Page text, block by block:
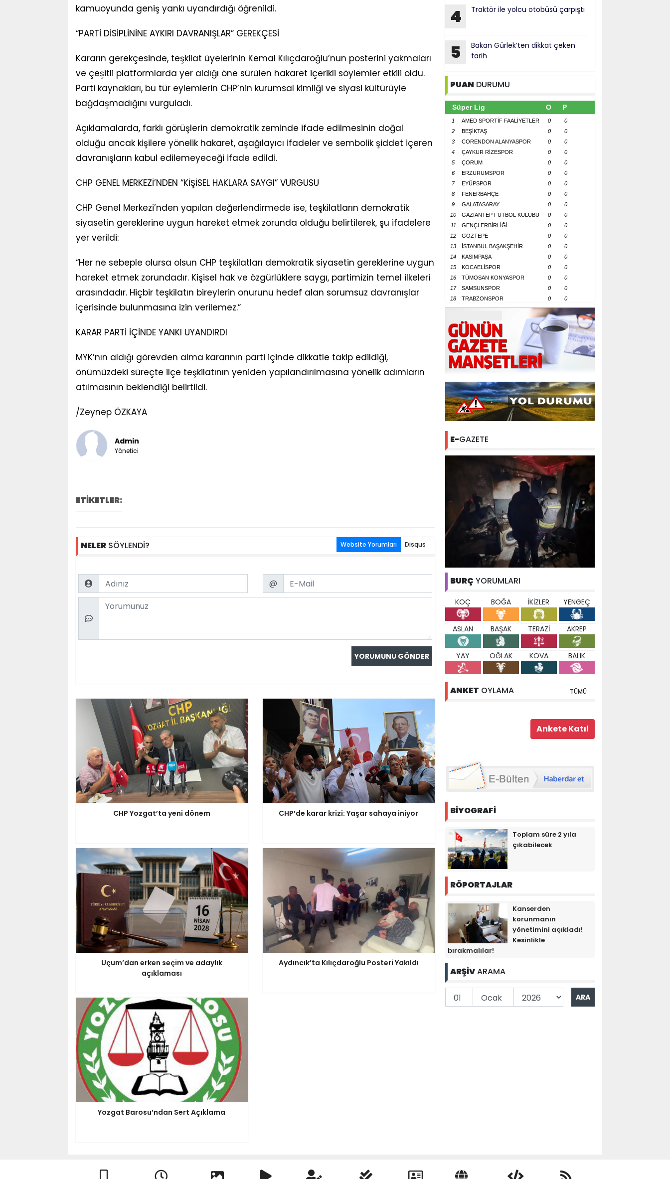
kamuoyunda geniş yankı uyandırdığı öğrenildi.
“PARTİ DİSİPLİNİNE AYKIRI DAVRANIŞLAR” GEREKÇESİ
Kararın gerekçesinde, teşkilat üyelerinin Kemal Kılıçdaroğlu’nun posterini yakmaları
ve çeşitli platformlarda yer aldığı öne sürülen hakaret içerikli söylemler etkili oldu.
Parti kaynakları, bu tür eylemlerin CHP’nin kurumsal kimliği ve siyasi kültürüyle
bağdaşmadığını vurguladı.
Açıklamalarda, farklı görüşlerin demokratik zeminde ifade edilmesinin doğal
olduğu ancak kişilere yönelik hakaret, aşağılayıcı ifadeler ve sembolik şiddet içeren
davranışların kabul edilemeyeceği ifade edildi.
CHP GENEL MERKEZİ’NDEN “KİŞİSEL HAKLARA SAYGI” VURGUSU
CHP Genel Merkezi’nden yapılan değerlendirmede ise, teşkilatların demokratik
siyasetin gereklerine uygun hareket etmek zorunda olduğu belirtilerek, şu ifadelere
yer verildi:
“Her ne sebeple olursa olsun CHP teşkilatları demokratik siyasetin gereklerine uygun
hareket etmek zorundadır. Kişisel hak ve özgürlüklere saygı, partimizin temel ilkeleri
arasındadır. Hiçbir teşkilatın bireylerin onurunu hedef alan sorumsuz davranışlar
içerisinde bulunmasına izin verilemez.”
KARAR PARTİ İÇİNDE YANKI UYANDIRDI
MYK’nın aldığı görevden alma kararının parti içinde dikkatle takip edildiği,
önümüzdeki süreçte ilçe teşkilatının yeniden yapılandırılmasına yönelik adımların
atılmasının beklendiği belirtildi.
/Zeynep ÖZKAYA
Admin
Yönetici
ETİKETLER:
NELERSÖYLENDİ? Website Yorumları Disqus
Name Email
@
Comment
CHP Yozgat’ta yeni dönem CHP’de karar krizi: Yaşar sahaya iniyor
Uçum’dan erken seçim ve adaylık
açıklaması
Aydıncık’ta Kılıçdaroğlu Posteri Yakıldı
Yozgat Barosu’ndan Sert Açıklama
4 Traktör ile yolcu otobüsü çarpıştı
5
Bakan Gürlek’ten dikkat çeken
tarih
PUAN DURUMU
Süper Lig O P
1 AMED SPORTİF FAALİYETLER 0
0
2
BEŞİKTAŞ 0
0
3
CORENDON ALANYASPOR 0
0
4
ÇAYKUR RİZESPOR 0
0
5
ÇORUM 0
0
6
ERZURUMSPOR 0
0
7
EYÜPSPOR 0
0
8
FENERBAHÇE 0
0
9
GALATASARAY 0
0
10
GAZİANTEP FUTBOL KULÜBÜ 0
0
11
GENÇLERBİRLİĞİ 0
0
12
GÖZTEPE 0
0
13
İSTANBUL BAŞAKŞEHİR 0
0
14
KASIMPAŞA 0
0
15
KOCAELİSPOR 0
0
16
TÜMOSAN KONYASPOR 0
0
17
SAMSUNSPOR 0
0
18
TRABZONSPOR 0 0
E-GAZETE
BURÇ YORUMLARI
KOÇ BOĞA İKİZLER YENGEÇ
ASLAN BAŞAK TERAZİ AKREP
YAY OĞLAK KOVA BALIK
ANKET OYLAMA TÜMÜ
BİYOGRAFİ
Toplam süre 2 yıla
çıkabilecek
RÖPORTAJLAR
Kanserden
korunmanın
yönetimini açıkladı!
Kesinlikle
bırakmalılar!
ARŞİVARAMA